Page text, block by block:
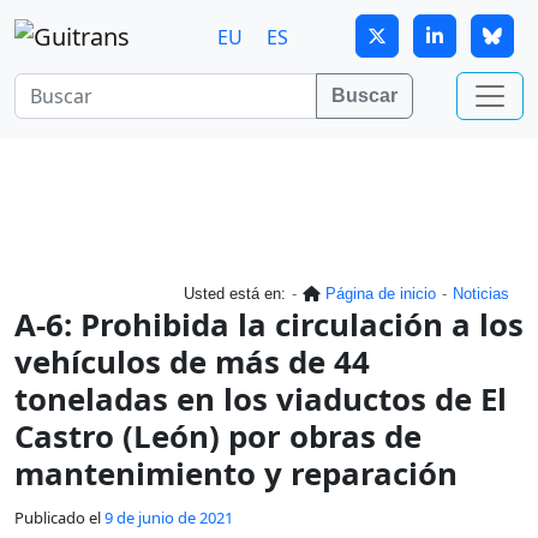
Continuar al contenido principal
EU
ES
Buscar
Usted está en: Página de inicio Noticias
A-6: Prohibida la circulación a los
vehículos de más de 44
toneladas en los viaductos de El
Castro (León) por obras de
mantenimiento y reparación
Publicado el9 de junio de 2021